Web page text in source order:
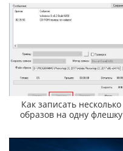
Как записать несколько
образов на одну флешку